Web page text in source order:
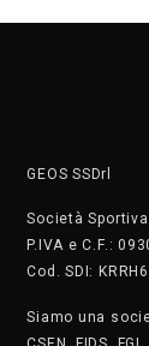
GEOS SSDrl
Società
P.IVA e C.F.:
Cod. SDI:
Siamo una